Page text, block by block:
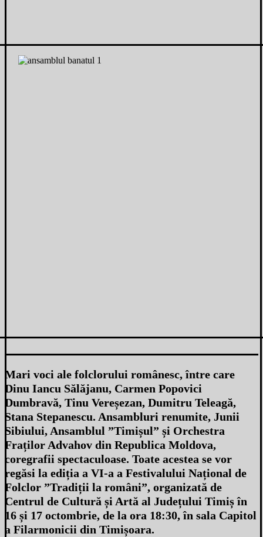
Mari voci ale folclorului românesc, între care
Dinu Iancu Sălăjanu, Carmen Popovici
Dumbravă, Tinu Vereșezan, Dumitru Teleagă,
Stana Stepanescu. Ansambluri renumite, Junii
Sibiului, Ansamblul ”Timișul” și Orchestra
Fraților Advahov din Republica Moldova,
coregrafii spectaculoase. Toate acestea se vor
regăsi la ediția a VI-a a Festivalului Național de
Folclor ”Tradiții la români”, organizată de
Centrul de Cultură și Artă al Județului Timiș în
16 și 17 octombrie, de la ora 18:30, în sala Capitol
a Filarmonicii din Timișoara.